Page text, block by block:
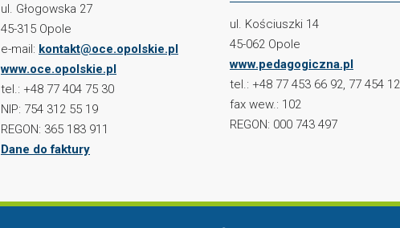
ul. Głogowska 27
45-315 Opole
e-mail: kontakt@oce.opolskie.pl
www.oce.opolskie.pl
tel.: +48 77 404 75 30
NIP: 754 312 55 19
REGON: 365 183 911
Dane do faktury
ul. Kościuszki 14
45-062 Opole
www.pedagogiczna.pl
tel.: +48 77 453 66 92, 77 454
fax wew.: 102
REGON: 000 743 497